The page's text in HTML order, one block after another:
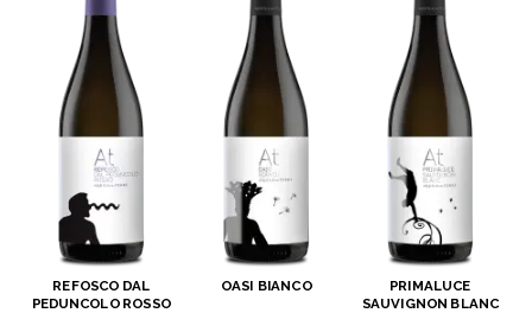
REFOSCO DAL
PEDUNCOLO ROSSO
OASI BIANCO
PRIMALUCE
SAUVIGNON BLANC